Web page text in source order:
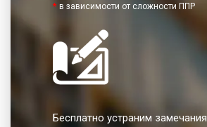
* в зависимости от сложности ППР
Бесплатно устраним замечания